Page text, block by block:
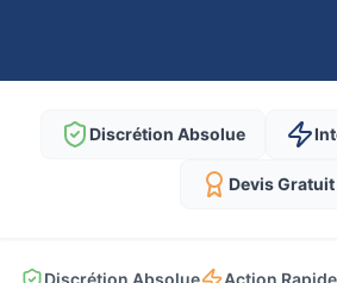
Discrétion Absolue
Devis Gratuit
Discrétion Absolue
Action